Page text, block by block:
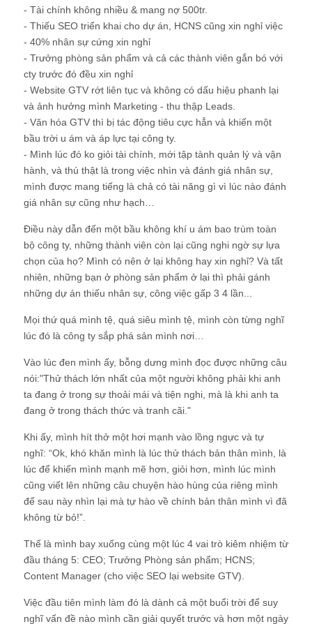
- Tài chính không nhiều & mang nợ 500tr.
- Thiếu SEO triển khai cho dự án, HCNS cũng xin nghỉ việc
- 40% nhân sự cứng xin nghỉ
- Trưởng phòng sản phẩm và cả các thành viên gắn bó với
cty trước đó đều xin nghỉ
- Website GTV rớt liên tục và không có dấu hiệu phanh lại
và ảnh hưởng mình Marketing - thu thập Leads.
- Văn hóa GTV thì bị tác động tiêu cực hẳn và khiến một
bầu trời u ám và áp lực tại công ty.
- Mình lúc đó ko giỏi tài chính, mới tập tành quản lý và vận
hành, và thú thật là trong việc nhìn và đánh giá nhân sự,
mình được mang tiếng là chả có tài năng gì vì lúc nào đánh
giá nhân sự cũng như hạch…
Điều này dẫn đến một bầu không khí u ám bao trùm toàn
bộ công ty, những thành viên còn lại cũng nghi ngờ sự lựa
chọn của họ? Mình có nên ở lại không hay xin nghỉ? Và tất
nhiên, những bạn ở phòng sản phẩm ở lại thì phải gánh
những dự án thiếu nhân sự, công việc gấp 3 4 lần...
Mọi thứ quá mình tệ, quá siêu mình tệ, mình còn từng nghĩ
lúc đó là công ty sắp phá sản mình nơi…
Vào lúc đen mình ấy, bỗng dưng mình đọc được những câu
nói:"Thử thách lớn nhất của một người không phải khi anh
ta đang ở trong sự thoải mái và tiện nghi, mà là khi anh ta
đang ở trong thách thức và tranh cãi."
Khi ấy, mình hít thở một hơi mạnh vào lồng ngực và tự
nghĩ: “Ok, khó khăn mình là lúc thử thách bản thân mình, là
lúc để khiến mình mạnh mẽ hơn, giỏi hơn, mình lúc mình
cũng viết lên những câu chuyện hào hùng của riêng mình
để sau này nhìn lại mà tự hào về chính bản thân mình vì đã
không từ bỏ!”.
Thế là mình bay xuống cùng một lúc 4 vai trò kiêm nhiệm từ
đầu tháng 5: CEO; Trưởng Phòng sản phẩm; HCNS;
Content Manager (cho việc SEO lại website GTV).
Việc đầu tiên mình làm đó là dành cả một buổi trời để suy
nghĩ vấn đề nào mình cần giải quyết trước và hơn một ngày